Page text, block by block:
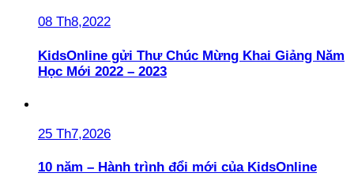
08 Th8,2022
KidsOnline gửi Thư Chúc Mừng Khai Giảng Năm
Học Mới 2022 – 2023
25 Th7,2026
10 năm – Hành trình đổi mới của KidsOnline